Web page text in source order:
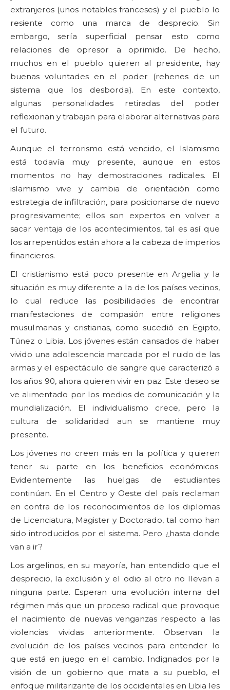
extranjeros (unos notables franceses) y el pueblo lo
resiente como una marca de desprecio. Sin
embargo, sería superficial pensar esto como
relaciones de opresor a oprimido. De hecho,
muchos en el pueblo quieren al presidente, hay
buenas voluntades en el poder (rehenes de un
sistema que los desborda). En este contexto,
algunas personalidades retiradas del poder
reflexionan y trabajan para elaborar alternativas para
el futuro.
Aunque el terrorismo está vencido, el Islamismo
está todavía muy presente, aunque en estos
momentos no hay demostraciones radicales. El
islamismo vive y cambia de orientación como
estrategia de infiltración, para posicionarse de nuevo
progresivamente; ellos son expertos en volver a
sacar ventaja de los acontecimientos, tal es así que
los arrepentidos están ahora a la cabeza de imperios
financieros.
El cristianismo está poco presente en Argelia y la
situación es muy diferente a la de los países vecinos,
lo cual reduce las posibilidades de encontrar
manifestaciones de compasión entre religiones
musulmanas y cristianas, como sucedió en Egipto,
Túnez o Libia. Los jóvenes están cansados de haber
vivido una adolescencia marcada por el ruido de las
armas y el espectáculo de sangre que caracterizó a
los años 90, ahora quieren vivir en paz. Este deseo se
ve alimentado por los medios de comunicación y la
mundialización. El individualismo crece, pero la
cultura de solidaridad aun se mantiene muy
presente.
Los jóvenes no creen más en la política y quieren
tener su parte en los beneficios económicos.
Evidentemente las huelgas de estudiantes
continúan. En el Centro y Oeste del país reclaman
en contra de los reconocimientos de los diplomas
de Licenciatura, Magister y Doctorado, tal como han
sido introducidos por el sistema. Pero ¿hasta donde
van a ir?
Los argelinos, en su mayoría, han entendido que el
desprecio, la exclusión y el odio al otro no llevan a
ninguna parte. Esperan una evolución interna del
régimen más que un proceso radical que provoque
el nacimiento de nuevas venganzas respecto a las
violencias vividas anteriormente. Observan la
evolución de los países vecinos para entender lo
que está en juego en el cambio. Indignados por la
visión de un gobierno que mata a su pueblo, el
enfoque militarizante de los occidentales en Libia les